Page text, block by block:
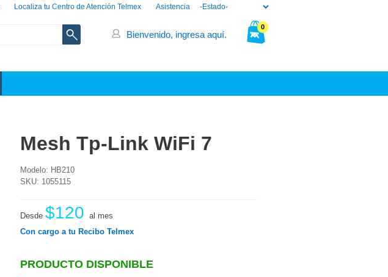
Asistencia
Localiza tu Centro de Atención Telmex
0
Bienvenido, ingresa aquí.
Mesh Tp-Link WiFi 7
Modelo: HB210
SKU: 1055115
Desde $120 al mes
Con cargo a tu Recibo Telmex
PRODUCTO DISPONIBLE